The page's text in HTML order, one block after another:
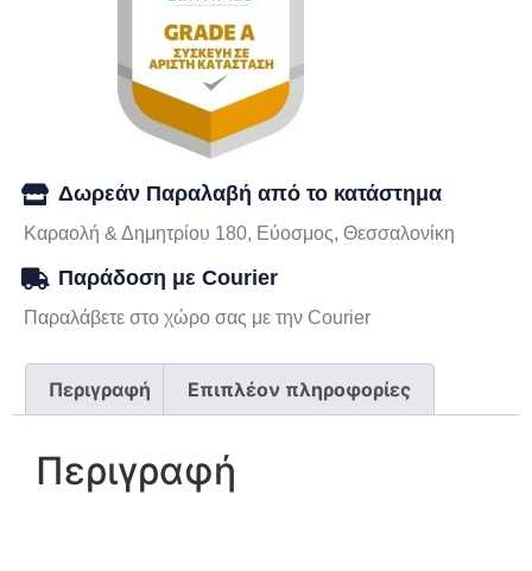
Δωρεάν Παραλαβή από το κατάστημα
Καραολή & Δημητρίου 180, Εύοσμος, Θεσσαλονίκη
Παράδοση με Courier
Παραλάβετε στο χώρο σας με την Courier
Περιγραφή Επιπλέον πληροφορίες
Περιγραφή